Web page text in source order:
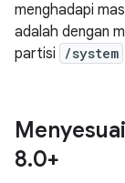
menghadapi
adalah dengan
partisi
/system
8.0+